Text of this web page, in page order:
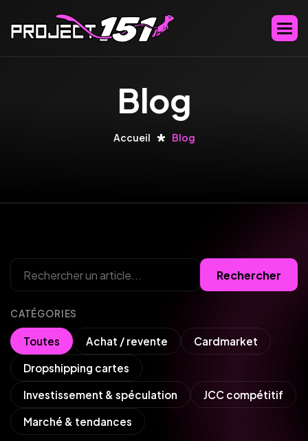
Blog
Accueil Blog
Rechercher
CATÉGORIES
Toutes Achat / revente Cardmarket
Dropshipping cartes
Investissement & spéculation JCC compétitif
Marché & tendances